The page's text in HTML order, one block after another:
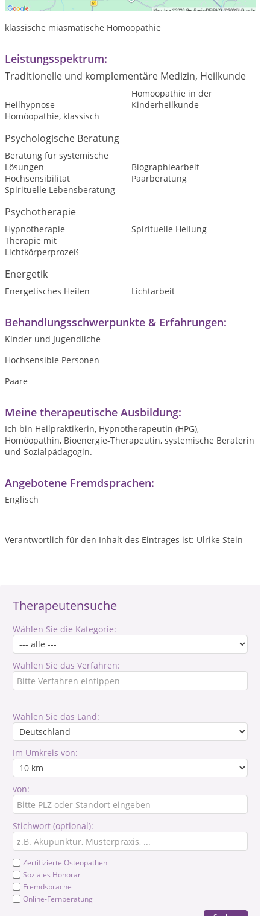
Therapeutensuche
Wählen Sie die Kategorie:
Wählen Sie das Verfahren:
Wählen Sie das Land:
Im Umkreis von:
von:
Stichwort (optional):
Zertifizierte Osteopathen
Soziales Honorar
Fremdsprache
Online-Fernberatung
systemische Beratung und hypnotherapeutische Verfahren
klassische miasmatische Homöopathie
Leistungsspektrum:
Traditionelle und komplementäre Medizin, Heilkunde
Heilhypnose
Homöopathie in der
Kinderheilkunde
Homöopathie, klassisch
Psychologische Beratung
Beratung für systemische
Lösungen
Biographiearbeit
Hochsensibilität
Paarberatung
Spirituelle Lebensberatung
Psychotherapie
Hypnotherapie
Spirituelle Heilung
Therapie mit
Lichtkörperprozeß
Energetik
Energetisches Heilen Lichtarbeit
Behandlungsschwerpunkte & Erfahrungen:
Kinder und Jugendliche
Hochsensible Personen
Paare
Meine therapeutische Ausbildung:
Ich bin Heilpraktikerin, Hypnotherapeutin (HPG),
Homöopathin, Bioenergie-Therapeutin, systemische Beraterin
und Sozialpädagogin.
Angebotene Fremdsprachen:
Englisch
Verantwortlich für den Inhalt des Eintrages ist: Ulrike Stein